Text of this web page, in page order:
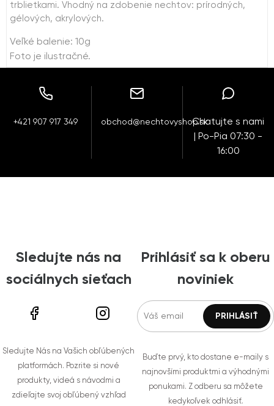
trblietkami. Vhodný na zdobenie nechtov: prírodných,
gélových, akrylových.
Veľké balenie: 10g
Foto je ilustračné.
+421 907 917 349 obchod@nechtovyshop.skChatujte s nami
| Po-Pia 07:30 -
16:00
Sledujte nás na
sociálnych sieťach
Sledujte Nás na Vašich obľúbených
platformách. Pozrite si nové
produkty, videá s návodmi a
zdieľajte svoj obľúbený vzhľad
Prihlásiť sa k oberu
noviniek
Buďte prvý, kto dostane e-maily s
najnovšími produktmi a výhodnými
ponukami. Z odberu sa môžete
kedykoľvek odhlásiť.